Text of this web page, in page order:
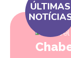
ÚLTIMAS